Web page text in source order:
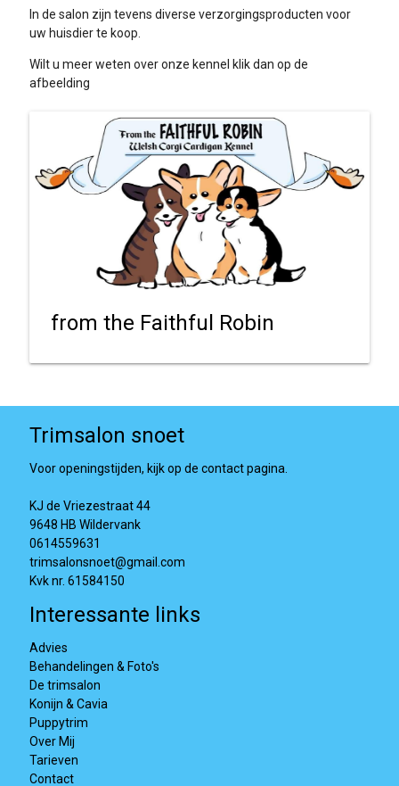
In de salon zijn tevens diverse verzorgingsproducten voor
uw huisdier te koop.
Wilt u meer weten over onze kennel klik dan op de
afbeelding
from the Faithful Robin
Trimsalon snoet
Voor openingstijden, kijk op de contact pagina.
KJ de Vriezestraat 44
9648 HB Wildervank
0614559631
trimsalonsnoet@gmail.com
Kvk nr. 61584150
Interessante links
Advies
Behandelingen & Foto's
De trimsalon
Konijn & Cavia
Puppytrim
Over Mij
Tarieven
Contact